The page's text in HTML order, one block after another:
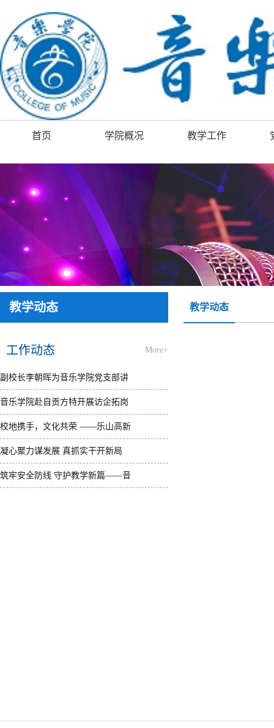
首页 学院概况 教学工作
教学动态
工作动态 More+
副校长李朝晖为音乐学院党支部讲
授党课并参加学生座谈会
[2026年03月25日]
音乐学院赴自贡方特开展访企拓岗
活动并看望实习学生
[2026年03月20日]
校地携手，文化共荣 ——乐山高新
区与乐山师院共绘春夏艺术节蓝图
[2026年03月18日]
凝心聚力谋发展 真抓实干开新局
——音乐学院召开2026年春季学期
筑牢安全防线 守护教学新篇——音
教学动态